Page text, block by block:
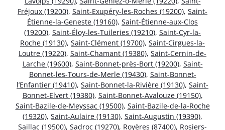
Fréjoux (19200), Saint-Exupéry-les-Roches (19200), Saint-
Étienne-la-Geneste (19160), Saint-Étienne-aux-Clos
(19200), Saint-Éloy-les-Tuileries (19210), Saint-Cyr-la-
Roche (19130), Saint-Clément (19700), Saint-Cirgues-la-
Loutre (19220), Saint-Chamant (19380), Saint-Cernin-de-
Larche (19600), Saint-Bonnet-près-Bort (19200), Saint-
Bonnet-les-Tours-de-Merle (19430), Saint-Bonnet-
l’Enfantier (19410), Saint-Bonnet-la-Rivière (19130), Saint-
Bonnet-Elvert (19380), Saint-Bonnet-Avalouze (19150),
Saint-Bazile-de-Meyssac (19500), Saint-Bazile-de-la-Roche
(19320), Saint-Aulaire (19130), Saint-Augustin (19390),
Saillac (19500), Sadroc (19270), Royères (87400), Rosiers-